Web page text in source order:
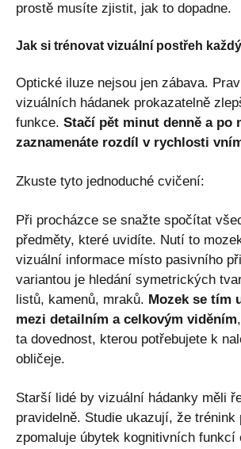
prostě musíte zjistit, jak to dopadne.
Jak si trénovat vizuální postřeh
Optické iluze nejsou jen zábava.
vizuálních hádanek prokazatelně
funkce. Stačí pět minut denně a po
zaznamenáte rozdíl v rychlosti
Zkuste tyto jednoduché cvičení:
Při procházce se snažte spočítat
předměty, které uvidíte. Nutí to
vizuální informace místo pasivního
variantou je hledání symetrických
listů, kamenů, mraků. Mozek se tím
mezi detailním a celkovým viděním
ta dovednost, kterou potřebujete k
obličeje.
Starší lidé by vizuální hádanky měli
pravidelně. Studie ukazují, že trénink
zpomaluje úbytek kognitivních funkcí